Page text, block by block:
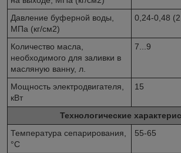
Давление буферной воды,
МПа (кг/см2)
0,24-0,48
Количество масла,
необходимого для заливки в
масляную ванну, л.
7...9
Мощность электродвигателя,
кВт
15
Технологические
Температура сепарирования,
°C
55-65